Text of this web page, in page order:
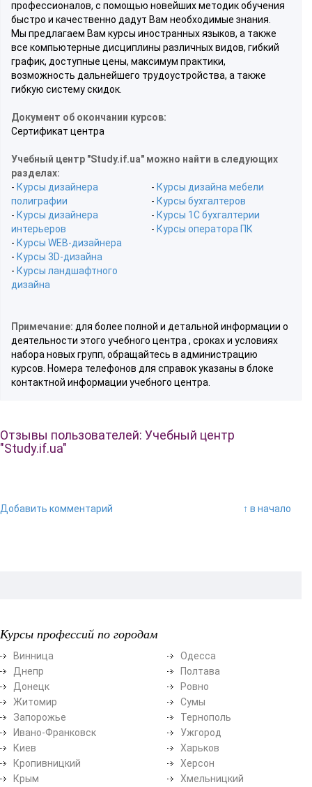
профессионалов, с помощью новейших методик обучения
быстро и качественно дадут Вам необходимые знания.
Мы предлагаем Вам курсы иностранных языков, а также
все компьютерные дисциплины различных видов, гибкий
график, доступные цены, максимум практики,
возможность дальнейшего трудоустройства, а также
гибкую систему скидок.
Документ об окончании курсов:
Сертификат центра
Учебный центр "Study.if.ua" можно найти в следующих
разделах:
- Курсы дизайнера
полиграфии
- Курсы дизайнера
интерьеров
- Курсы WEB-дизайнера
- Курсы 3D-дизайна
- Курсы ландшафтного
дизайна
- Курсы дизайна мебели
- Курсы бухгалтеров
- Курсы 1С бухгалтерии
- Курсы оператора ПК
Примечание: для более полной и детальной информации о
деятельности этого учебного центра , сроках и условиях
набора новых групп, обращайтесь в администрацию
курсов. Номера телефонов для справок указаны в блоке
контактной информации учебного центра.
Отзывы пользователей: Учебный центр
"Study.if.ua"
Добавить комментарий ↑ в начало
Курсы профессий по городам
Винница
Днепр
Донецк
Житомир
Запорожье
Ивано-Франковск
Киев
Кропивницкий
Крым
Одесса
Полтава
Ровно
Сумы
Тернополь
Ужгород
Харьков
Херсон
Хмельницкий